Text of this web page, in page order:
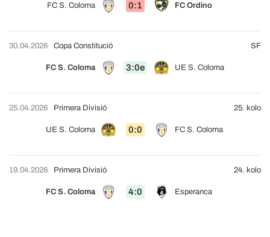
FC S. Coloma 0:1 FC Ordino
30.04.2026
FC S. Coloma 3:0e UE S. Coloma
Copa Constitució SF
25.04.2026
UE S. Coloma 0:0 FC S. Coloma
Primera Divisió 25. kolo
19.04.2026
FC S. Coloma 4:0 Esperanca
Primera Divisió 24. kolo